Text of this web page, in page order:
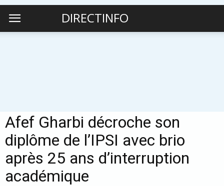
DIRECTINFO
Afef Gharbi décroche son
diplôme de l’IPSI avec brio
après 25 ans d’interruption
académique